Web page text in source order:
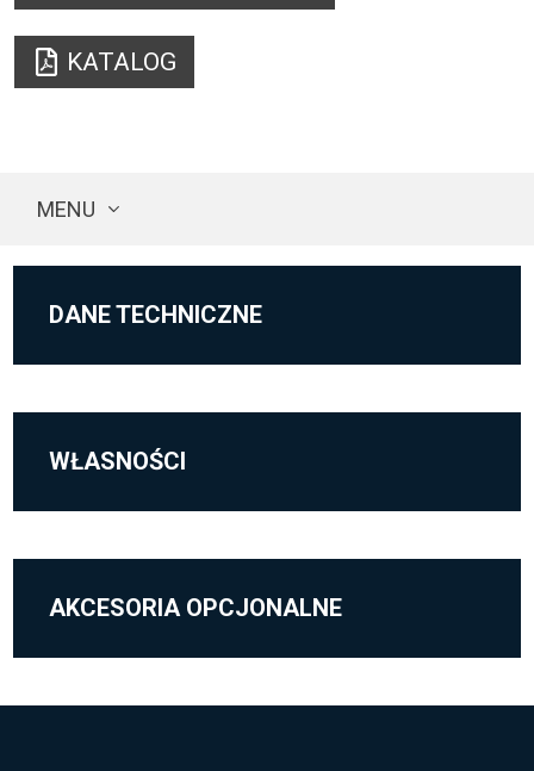
KATALOG
MENU
DANE TECHNICZNE
WŁASNOŚCI
AKCESORIA OPCJONALNE